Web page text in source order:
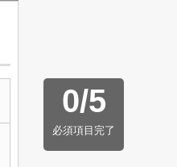
0/5
必須項目完了